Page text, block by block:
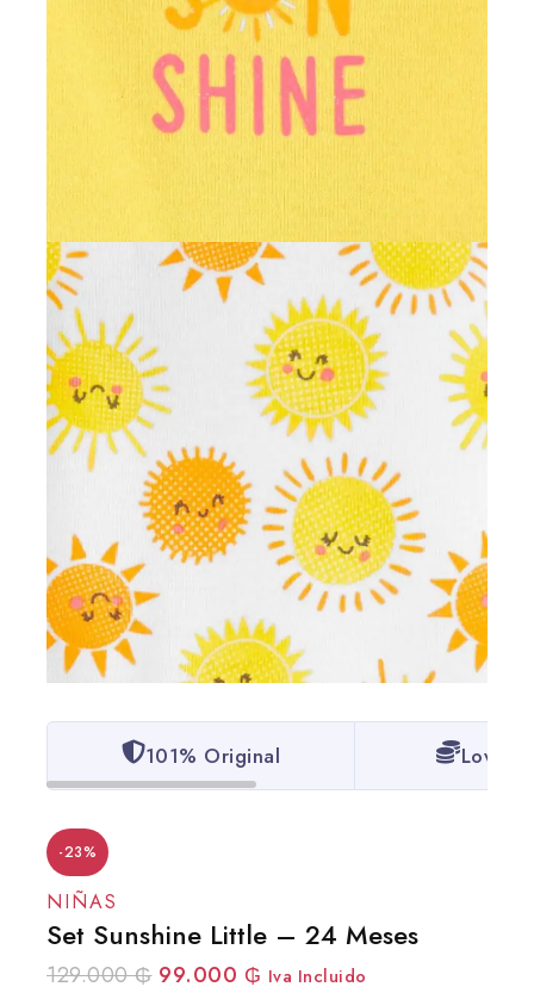
101% Original Lowest
-23%
NIÑAS
Set Sunshine Little – 24 Meses
129.000₲ 99.000 ₲ Iva Incluido